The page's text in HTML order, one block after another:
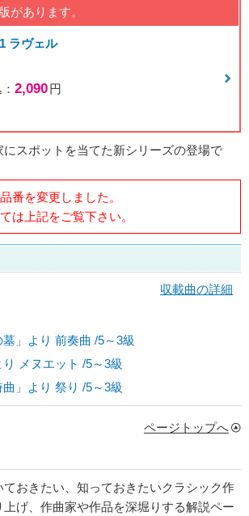
があります。
ラヴェル
2,090円
にスポットを当てた新シリーズの登場で
番を変更しました。
は上記をご覧下さい。
収載曲の詳細
墓」より 前奏曲 /5～3級
り メヌエット /5～3級
曲」より 祭り /5～3級
ページトップへ
おきたい、知っておきたいクラシック作
げ、作曲家や作品を深堀りする解説ペー